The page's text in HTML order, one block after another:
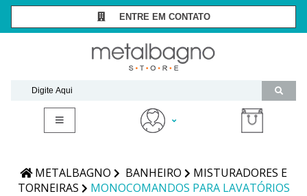
ENTRE EM CONTATO
SÃO PAULO - (11) 3081-7006
RIO DE JANEIRO -
(21) 2294-8091
(11) 99467-1909
METALBAGNO BANHEIRO
MISTURADORES E
TORNEIRAS
MONOCOMANDOS PARA LAVATÓRIOS